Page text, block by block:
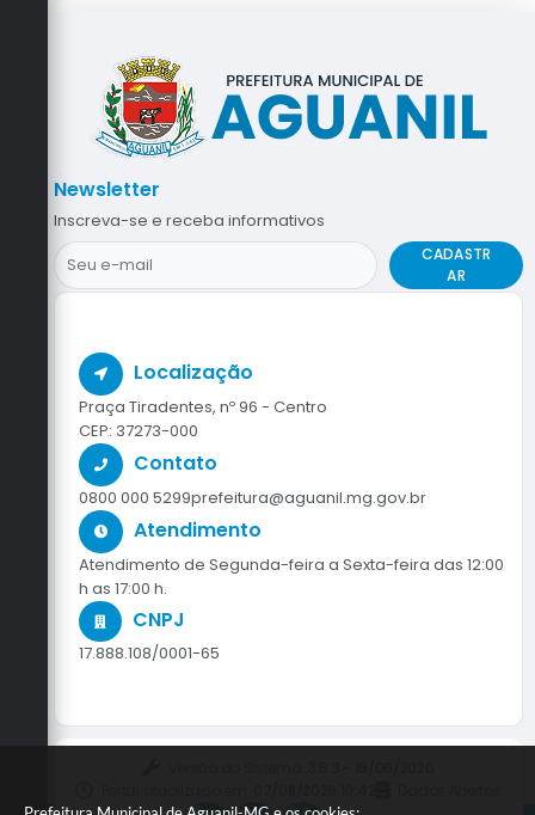
Localização
Praça Tiradentes, nº 96 - Centro
CEP: 37273-000
Contato
0800 000 5299prefeitura@aguanil.mg.gov.br
Atendimento
Atendimento de Segunda-feira a Sexta-feira das 12:00
h as 17:00 h.
CNPJ
17.888.108/0001-65
Newsletter
Inscreva-se e receba informativos
CADASTR
AR